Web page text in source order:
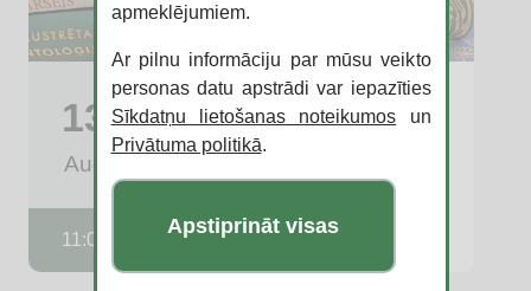
13
Aug
11:00
Grāmatu bingo Jaunbūves
bibliotēkā
18. novembra iela 161
Jaunbūves bibliotēka
apmeklējumiem.
Ar pilnu informāciju par mūsu veikto
personas datu apstrādi var iepazīties
Sīkdatņu lietošanas noteikumos un
Privātuma politikā.
Apstiprināt visas